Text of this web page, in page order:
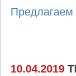
Предлагаем
10.04.2019